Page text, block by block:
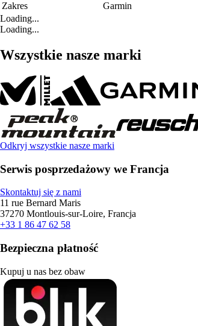
Zakres
Garmin
Loading...
Loading...
Wszystkie nasze marki
Odkryj wszystkie nasze marki
Serwis posprzedażowy we Francja
Skontaktuj się z nami
11 rue Bernard Maris
37270 Montlouis-sur-Loire, Francja
+33 1 86 47 62 58
Bezpieczna płatność
Kupuj u nas bez obaw